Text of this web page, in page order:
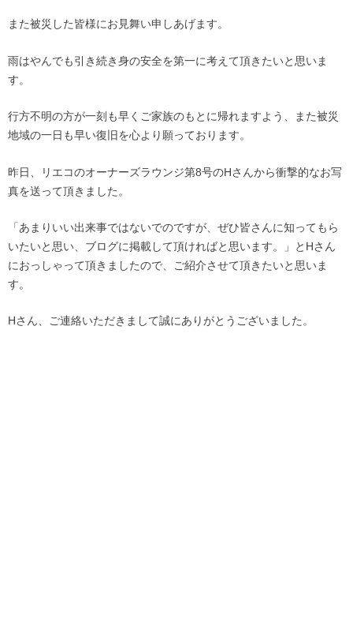
また被災した皆様にお見舞い申しあげます。
雨はやんでも引き続き身の安全を第一に考えて頂きたいと思いま
す。
行方不明の方が一刻も早くご家族のもとに帰れますよう、また被災
地域の一日も早い復旧を心より願っております。
昨日、リエコのオーナーズラウンジ第8号のHさんから衝撃的なお写
真を送って頂きました。
「あまりいい出来事ではないでのですが、ぜひ皆さんに知ってもら
いたいと思い、ブログに掲載して頂ければと思います。」とHさん
におっしゃって頂きましたので、ご紹介させて頂きたいと思いま
す。
Hさん、ご連絡いただきまして誠にありがとうございました。